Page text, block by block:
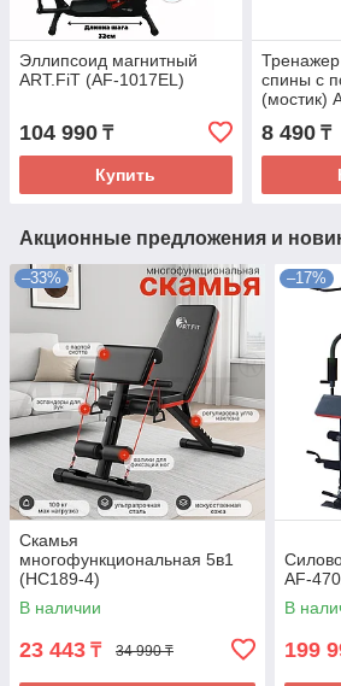
Эллипсоид магнитный
ART.FiT (AF-1017EL)
104 990 ₸
Купить
спины с
(мостик)
8 490₸
Акционные предложения и
–33%
Скамья
многофункциональная 5в1
(HC189-4)
В наличии
23 443 ₸ 34 990 ₸
–17%
AF-
В
199